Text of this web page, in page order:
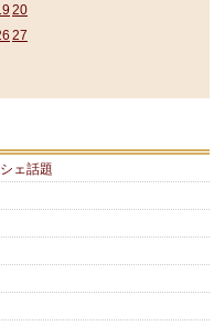
20
27
ェ話題